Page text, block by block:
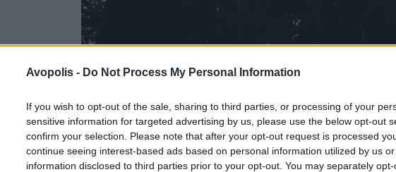
Avopolis - Do Not Process My Personal Information
If you wish to opt-out of the sale, sharing to third parties, or processing of your
sensitive information for targeted advertising by us, please use the below opt-out
confirm your selection. Please note that after your opt-out request is processed
continue seeing interest-based ads based on personal information utilized by us
information disclosed to third parties prior to your opt-out. You may separately